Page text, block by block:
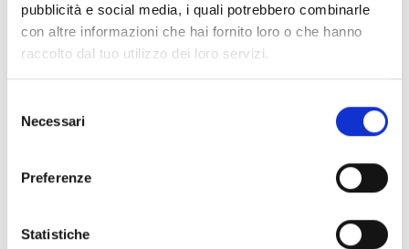
pubblicità e social media, i quali potrebbero combinarle
con altre informazioni che hai fornito loro o che hanno
raccolto dal tuo utilizzo dei loro servizi.
delNecessari
Preferenze
Statistiche